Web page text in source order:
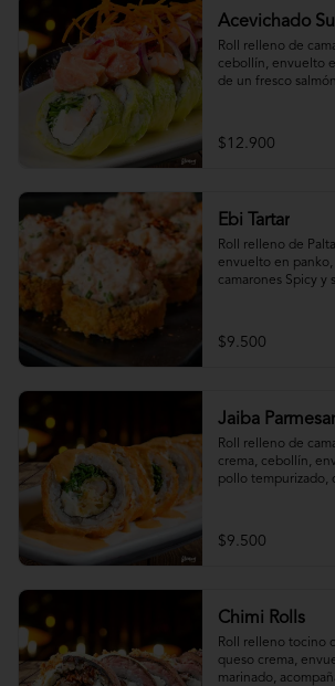
Acevichado
Roll relleno de
cebollín, envuelto
de un fresco
$12.900
Ebi Tartar
Roll relleno de
envuelto en
camarones Spicy y
$9.500
Jaiba
Roll relleno de
crema, cebollín,
pollo tempurizado,
$9.500
Chimi Rolls
Roll relleno tocino
queso crema,
marinado,